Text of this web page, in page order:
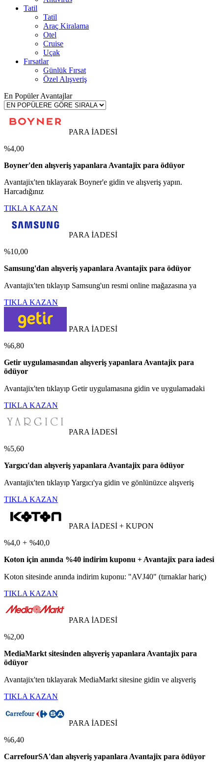
Tatil
Tatil
Araç Kiralama
Otel
Cruise
Uçak
Fırsatlar
Günlük Fırsat
Özel Alışveriş
En Popüler Avantajlar
PARA İADESİ
%4,00
Boyner'den alışveriş yapanlara Avantajix para ödüyor
Avantajix'ten tıklayarak Boyner'e gidin ve alışveriş yapın.
Harcadığınız
TIKLA KAZAN
PARA İADESİ
%10,00
Samsung'dan alışveriş yapanlara Avantajix para ödüyor
Avantajix'ten tıklayıp Samsung'un resmi online mağazasına ya
TIKLA KAZAN
PARA İADESİ
%6,80
Getir uygulamasından alışveriş yapanlara Avantajix para
ödüyor
Avantajix'ten tıklayıp Getir uygulamasına gidin ve uygulamadaki
TIKLA KAZAN
PARA İADESİ
%5,60
Yargıcı'dan alışveriş yapanlara Avantajix para ödüyor
Avantajix'ten tıklayıp Yargıcı'ya gidin ve gönlünüzce alışveriş
TIKLA KAZAN
PARA İADESİ + KUPON
%4,0 + %40,0
Koton için anında %40 indirim kuponu + Avantajix para iadesi
Koton sitesinde anında indirim kuponu: "AVJ40" (tırnaklar hariç)
TIKLA KAZAN
PARA İADESİ
%2,00
MediaMarkt sitesinden alışveriş yapanlara Avantajix para
ödüyor
Avantajix'ten tıklayarak MediaMarkt sitesine gidin ve alışveriş
TIKLA KAZAN
PARA İADESİ
%6,40
CarrefourSA'dan alışveriş yapanlara Avantajix para ödüyor